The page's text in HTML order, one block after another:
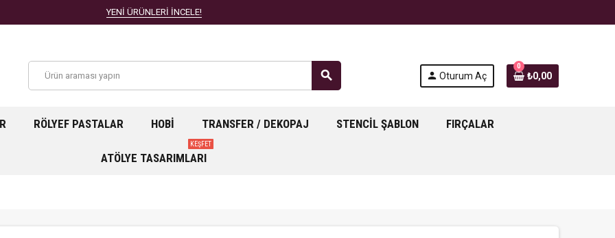
YENİ ÜRÜNLERİ İNCELE!
search person Oturum Aç
0
₺0,00
RÖLYEF PASTALAR HOBI TRANSFER / DEKOPAJ STENCIL ŞABLON FIRÇALAR
ATÖLYE TASARIMLARI
KEŞFET